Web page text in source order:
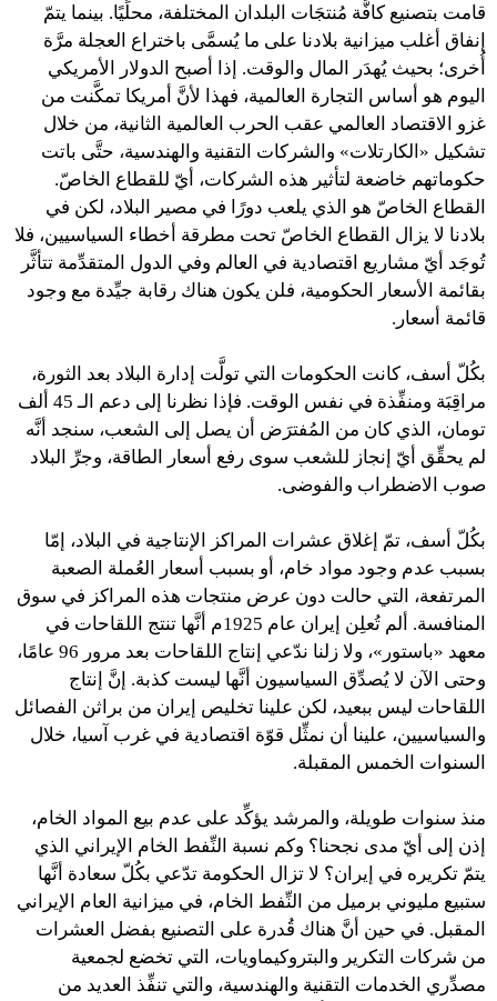
قامت بتصنيع كافَّة مُنتجَات البلدان المختلفة، محلِّيًا. بينما يتمّ
إنفاق أغلب ميزانية بلادنا على ما يُسمَّى باختراع العجلة مرَّة
أُخرى؛ بحيث يُهدَر المال والوقت. إذا أصبح الدولار الأمريكي
اليوم هو أساس التجارة العالمية، فهذا لأنَّ أمريكا تمكَّنت من
غزو الاقتصاد العالمي عقب الحرب العالمية الثانية، من خلال
تشكيل «الكارتلات» والشركات التقنية والهندسية، حتَّى باتت
حكوماتهم خاضعة لتأثير هذه الشركات، أيّ للقطاع الخاصّ.
القطاع الخاصّ هو الذي يلعب دورًا في مصير البلاد، لكن في
بلادنا لا يزال القطاع الخاصّ تحت مطرقة أخطاء السياسيين، فلا
تُوجَد أيّ مشاريع اقتصادية في العالم وفي الدول المتقدِّمة تتأثَّر
بقائمة الأسعار الحكومية، فلن يكون هناك رقابة جيِّدة مع وجود
قائمة أسعار.
بكُلّ أسف، كانت الحكومات التي تولَّت إدارة البلاد بعد الثورة،
مراقِبَة ومنفِّذة في نفس الوقت. فإذا نظرنا إلى دعم الـ 45 ألف
تومان، الذي كان من المُفترَض أن يصل إلى الشعب، سنجد أنَّه
لم يحقِّق أيّ إنجاز للشعب سوى رفع أسعار الطاقة، وجرِّ البلاد
صوب الاضطراب والفوضى.
بكُلّ أسف، تمّ إغلاق عشرات المراكز الإنتاجية في البلاد، إمّا
بسبب عدم وجود مواد خام، أو بسبب أسعار العُملة الصعبة
المرتفعة، التي حالت دون عرض منتجات هذه المراكز في سوق
المنافسة. ألم تُعلِن إيران عام 1925م أنَّها تنتج اللقاحات في
معهد «باستور»، ولا زلنا ندّعي إنتاج اللقاحات بعد مرور 96 عامًا،
وحتى الآن لا يُصدِّق السياسيون أنَّها ليست كذبة. إنَّ إنتاج
اللقاحات ليس ببعيد، لكن علينا تخليص إيران من براثن الفصائل
والسياسيين، علينا أن نمثِّل قوّة اقتصادية في غرب آسيا، خلال
السنوات الخمس المقبلة.
منذ سنوات طويلة، والمرشد يؤكِّد على عدم بيع المواد الخام،
إذن إلى أيّ مدى نجحنا؟ وكم نسبة النِّفط الخام الإيراني الذي
يتمّ تكريره في إيران؟ لا تزال الحكومة تدّعي بكُلّ سعادة أنَّها
ستبيع مليوني برميل من النِّفط الخام، في ميزانية العام الإيراني
المقبل. في حين أنَّ هناك قُدرة على التصنيع بفضل العشرات
من شركات التكرير والبتروكيماويات، التي تخضع لجمعية
مصدِّري الخدمات التقنية والهندسية، والتي تنفِّذ العديد من